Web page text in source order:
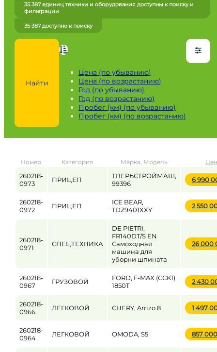
Марка
Все марки
Город / регион
от до
Пробег / Наработка
Цена
Найти
Цена (по убыванию)
Цена (по возрастанию)
Год (по убыванию)
Год (по возрастанию)
Пробег (км) (по убыванию)
Пробег (км) (по возрастанию)
35 387 единиц техники и оборудования доступны к поиску и
фильтрации
35 387 доступно к поиску
Номер Категория Марка, Модель
260218-
0973
ПРИЦЕП
ТВЕРЬСТРОЙМАШ,
99396
6 990
260218-
0972
ПРИЦЕП
ICE BEAR,
TDZ9401XXY
2 550
260218-
0971
СПЕЦТЕХНИКА
DE PIETRI,
FR140DT/S EN
Самоходная
машина для
уборки шпината
26 000
260218-
0967
ГРУЗОВОЙ
FORD, F-MAX (CCK1)
1850T
2 430
260218-
0966
ЛЕГКОВОЙ CHERY, Arrizo 8 1 497
260218-
0964
ЛЕГКОВОЙ OMODA, S5 857